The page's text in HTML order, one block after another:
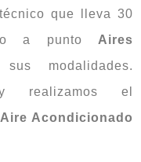
que lleva 30
a punto Aires
modalidades.
el
Aire Acondicionado